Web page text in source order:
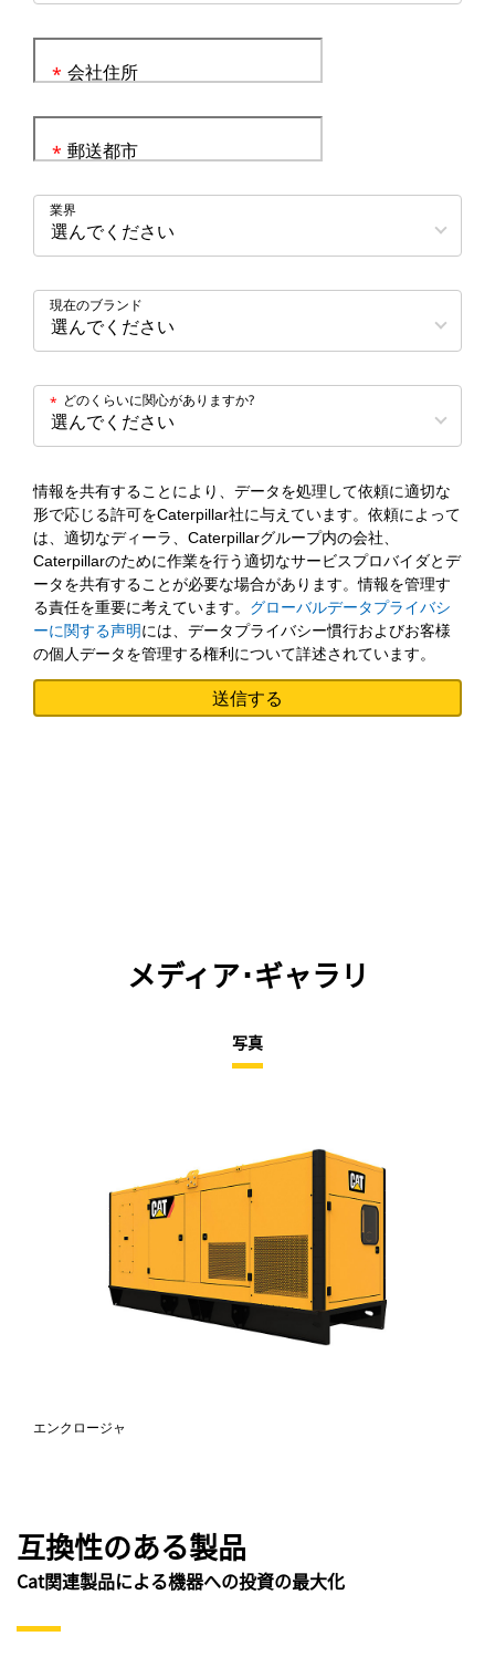
会社住所
*
郵送都市
*
業界
現在のブランド
どのくらいに関心がありますか?
*
情報を共有することにより、データを処理して依頼に適切な
形で応じる許可をCaterpillar社に与えています。依頼によって
は、適切なディーラ、Caterpillarグループ内の会社、
Caterpillarのために作業を行う適切なサービスプロバイダとデ
ータを共有することが必要な場合があります。情報を管理す
る責任を重要に考えています。 グローバルデータプライバシ
ーに関する声明には、データプライバシー慣行およびお客様
の個人データを管理する権利について詳述されています。
メディア･ギャラリ
写真
エンクロージャ
互換性のある製品
Cat関連製品による機器への投資の最大化